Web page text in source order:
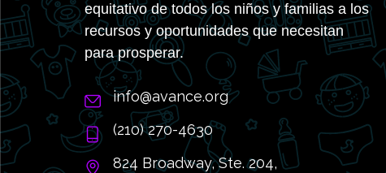
equitativo de todos los niños y familias a los
recursos y oportunidades que necesitan
para prosperar.
info@avance.org
(210) 270-4630
824 Broadway, Ste. 204,